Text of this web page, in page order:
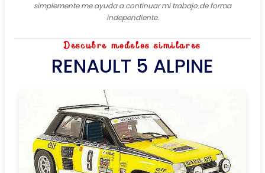
simplemente me ayuda a continuar mi trabajo de forma
independiente.
Descubre modelos similares
RENAULT 5 ALPINE